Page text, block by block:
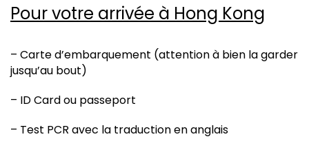
Pour votre arrivée à Hong Kong
– Carte d’embarquement (attention à bien la garder
jusqu’au bout)
– ID Card ou passeport
– Test PCR avec la traduction en anglais